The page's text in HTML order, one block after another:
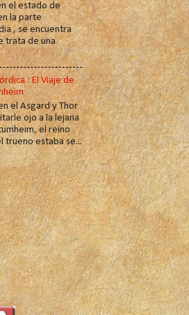
el estado de
la parte
, se encuentra
trata de una
: El Viaje de
el Asgard y Thor
ojo a la lejana
el reino
trueno estaba se...